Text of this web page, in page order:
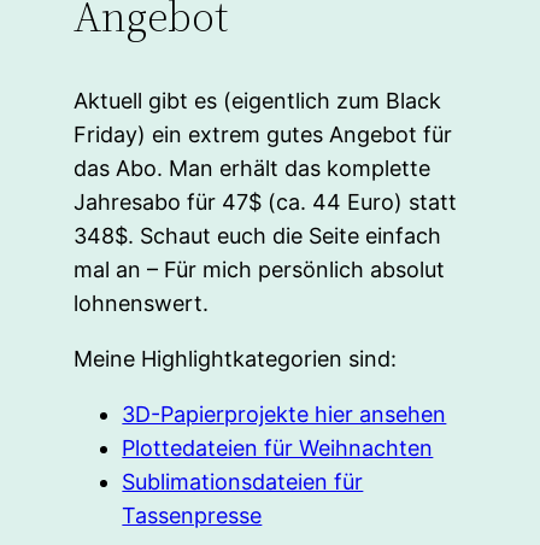
Angebot
Aktuell gibt es (eigentlich zum Black
Friday) ein extrem gutes Angebot für
das Abo. Man erhält das komplette
Jahresabo für 47$ (ca. 44 Euro) statt
348$. Schaut euch die Seite einfach
mal an – Für mich persönlich absolut
lohnenswert.
Meine Highlightkategorien sind:
3D-Papierprojekte hier ansehen
Plottedateien für Weihnachten
Sublimationsdateien für
Tassenpresse